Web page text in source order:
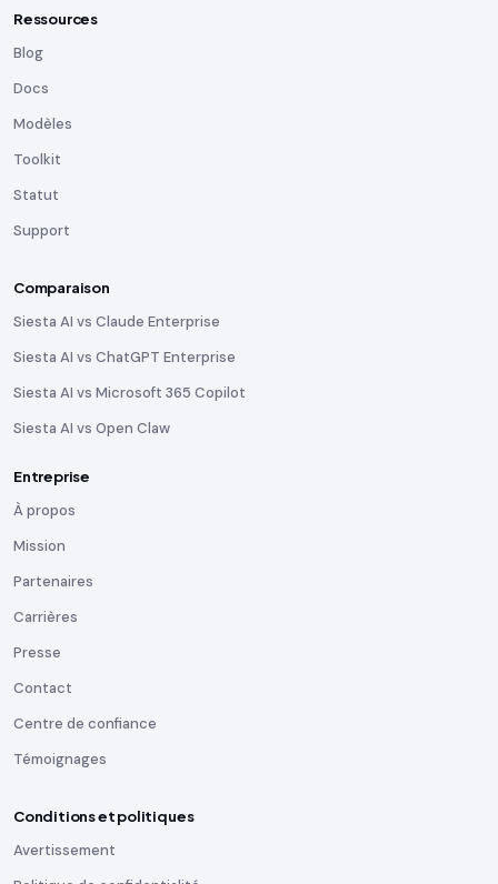
Ressources
Blog
Docs
Modèles
Toolkit
Statut
Support
Comparaison
Siesta AI vs Claude Enterprise
Siesta AI vs ChatGPT Enterprise
Siesta AI vs Microsoft 365 Copilot
Siesta AI vs Open Claw
Entreprise
À propos
Mission
Partenaires
Carrières
Presse
Contact
Centre de confiance
Témoignages
Conditions et politiques
Avertissement